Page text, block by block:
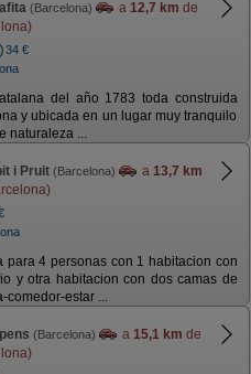
(Barcelona) a 12,7 km de
34 €
del año 1783 toda construida
y ubicada en un lugar muy tranquilo
naturaleza ...
i Pruit (Barcelona) a 13,7 km
para 4 personas con 1 habitacion con
y otra habitacion con dos camas de
comedor-estar ...
(Barcelona) a 15,1 km de